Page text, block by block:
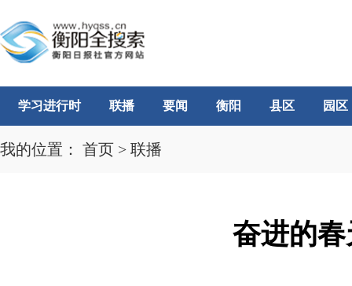
学习进行时 联播 要闻 衡阳 县区 园区
我的位置： 首页 > 联播
奋进的